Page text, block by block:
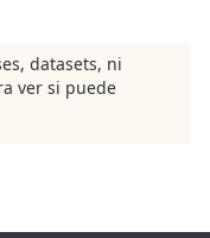
datasets, ni
ver si puede